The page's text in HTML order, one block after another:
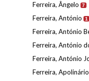
Ferreira, Ângelo 7
Ferreira, António 1
Ferreira, António
Ferreira, António
Ferreira, António
Ferreira, Apolinário